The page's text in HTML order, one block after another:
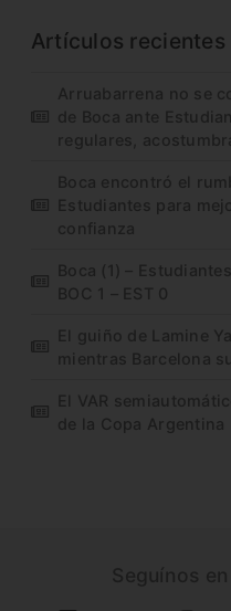
Artículos recientes
Arruabarrena no se
de Boca ante
regulares,
Boca encontró el
Estudiantes para
confianza
Boca (1) –
BOC 1 – EST 0
El guiño de Lamine
mientras Barcelona
El VAR
de la Copa Argentina